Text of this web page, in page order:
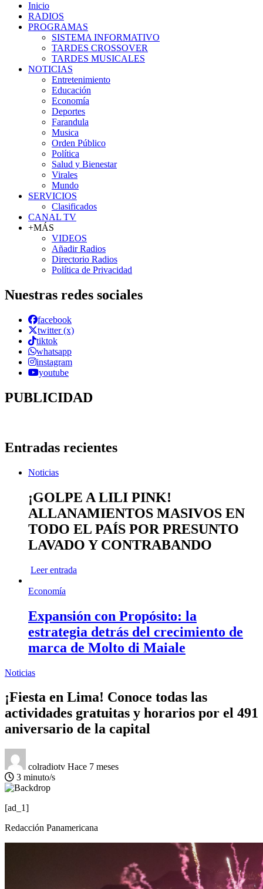
Inicio
RADIOS
PROGRAMAS
SISTEMA INFORMATIVO
TARDES CROSSOVER
TARDES MUSICALES
NOTICIAS
Entretenimiento
Educación
Economía
Deportes
Farandula
Musica
Orden Público
Política
Salud y Bienestar
Virales
Mundo
SERVICIOS
Clasificados
CANAL TV
+MÁS
VIDEOS
Añadir Radios
Directorio Radios
Política de Privacidad
Nuestras redes sociales
facebook
twitter (x)
tiktok
whatsapp
instagram
youtube
PUBLICIDAD
Entradas recientes
Noticias
¡GOLPE A LILI PINK!
ALLANAMIENTOS MASIVOS EN
TODO EL PAÍS POR PRESUNTO
LAVADO Y CONTRABANDO
Leer entrada
Economía
Expansión con Propósito: la
estrategia detrás del crecimiento de
marca de Molto di Maiale
Noticias
¡Fiesta en Lima! Conoce todas las
actividades gratuitas y horarios por el 491
aniversario de la capital
colradiotv Hace 7 meses
3 minuto/s
[ad_1]
Redacción Panamericana